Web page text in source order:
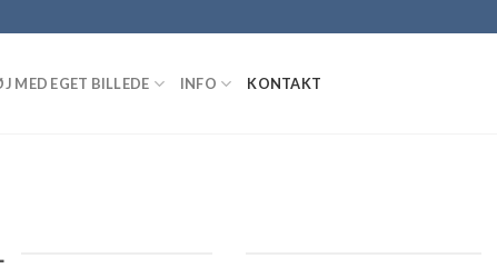
MED EGET BILLEDE INFO KONTAKT